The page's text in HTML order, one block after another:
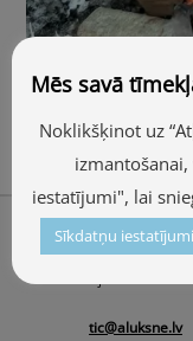
tic@aluksne.lv
Mēs savā
Noklikšķinot uz
iestatījumi", lai
Sīkdatņu iestatījumi